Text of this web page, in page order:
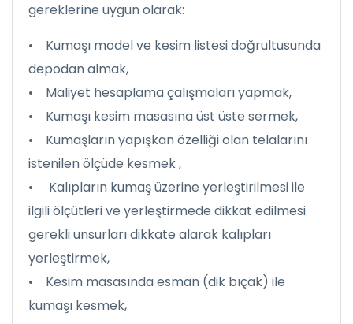
gereklerine uygun olarak:
• Kumaşı model ve kesim listesi doğrultusunda
depodan almak,
• Maliyet hesaplama çalışmaları yapmak,
• Kumaşı kesim masasına üst üste sermek,
• Kumaşların yapışkan özelliği olan telalarını
istenilen ölçüde kesmek ,
• Kalıpların kumaş üzerine yerleştirilmesi ile
ilgili ölçütleri ve yerleştirmede dikkat edilmesi
gerekli unsurları dikkate alarak kalıpları
yerleştirmek,
• Kesim masasında esman (dik bıçak) ile
kumaşı kesmek,